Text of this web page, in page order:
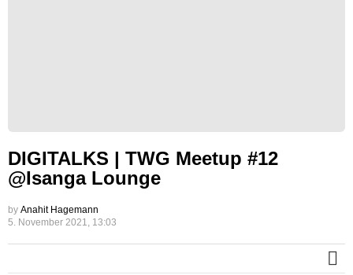
DIGITALKS | TWG Meetup #12
@Isanga Lounge
by Anahit Hagemann
5. November 2021, 13:03